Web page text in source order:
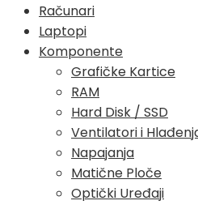
Računari
Laptopi
Komponente
Grafičke Kartice
RAM
Hard Disk / SSD
Ventilatori i
Napajanja
Matične Ploče
Optički Uređaji